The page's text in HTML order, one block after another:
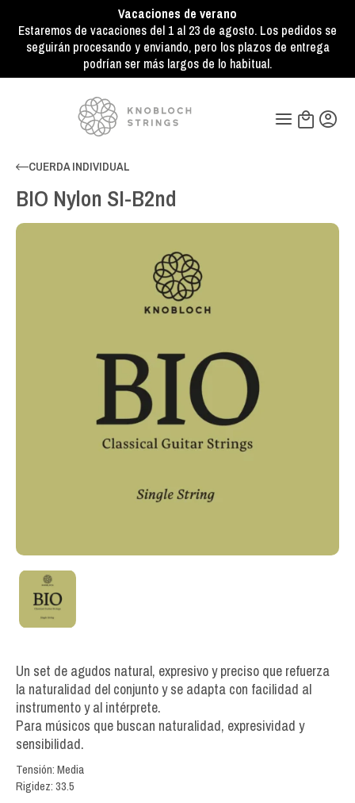
Vacaciones de verano
Estaremos de vacaciones del 1 al 23 de agosto. Los pedidos se
seguirán procesando y enviando, pero los plazos de entrega
podrían ser más largos de lo habitual.
CUERDA INDIVIDUAL
BIO Nylon SI-B2nd
Un set de agudos natural, expresivo y preciso que refuerza
la naturalidad del conjunto y se adapta con facilidad al
instrumento y al intérprete.
Para músicos que buscan naturalidad, expresividad y
sensibilidad.
Tensión: Media
Rigidez: 33.5